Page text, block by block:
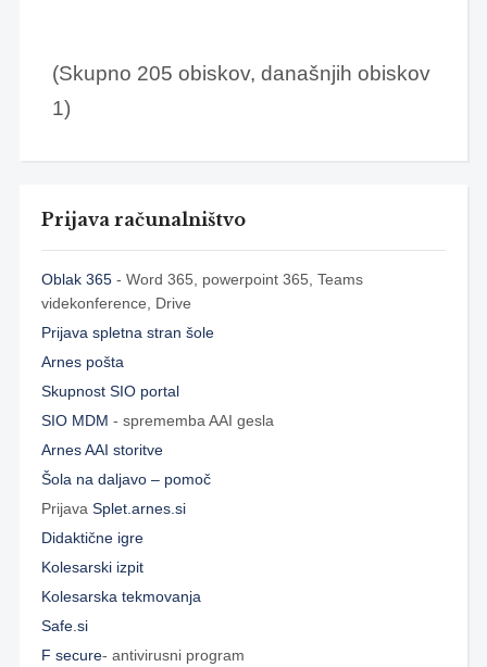
Prijava računalništvo
Oblak 365- Word 365, powerpoint 365, Teams
videkonference, Drive
Prijava spletna stran šole
Arnes pošta
Skupnost SIO portal
SIO MDM - sprememba AAI gesla
Arnes AAI storitve
Šola na daljavo – pomoč
Prijava Splet.arnes.si
Didaktične igre
Kolesarski izpit
Kolesarska tekmovanja
Safe.si
F secure- antivirusni program
(Skupno 205 obiskov, današnjih obiskov
1)